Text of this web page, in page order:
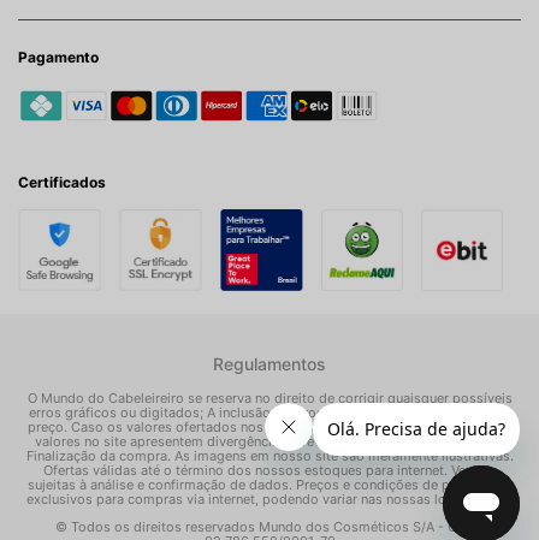
Pagamento
Certificados
Regulamentos
O Mundo do Cabeleireiro se reserva no direito de corrigir quaisquer possíveis
erros gráficos ou digitados; A inclusão do produto na Sacola não garante seu
preço. Caso os valores ofertados nos e-mails promocionais, mídias sociais e
valores no site apresentem divergências, prevalece o preço apresentado na
Finalização da compra. As imagens em nosso site são meramente ilustrativas.
Ofertas válidas até o término dos nossos estoques para internet. Vendas
sujeitas à análise e confirmação de dados. Preços e condições de pagamento
exclusivos para compras via internet, podendo variar nas nossas lojas físicas.
© Todos os direitos reservados Mundo dos Cosméticos S/A - CNPJ: